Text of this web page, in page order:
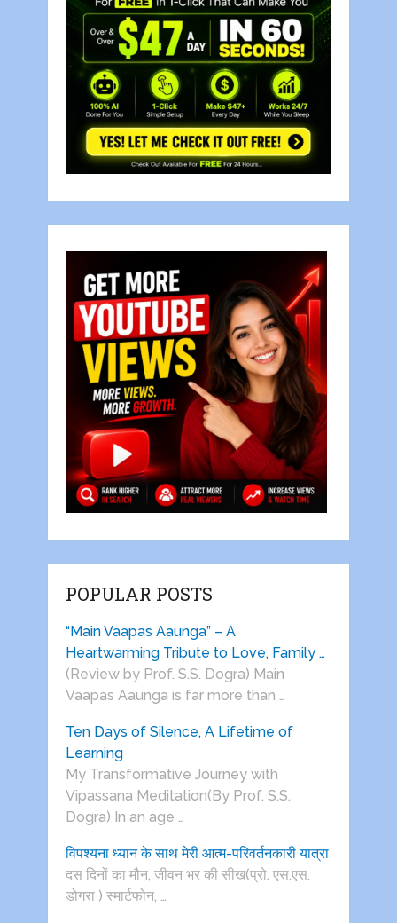
POPULAR POSTS
“Main Vaapas Aaunga” – A
Heartwarming Tribute to Love, Family …
(Review by Prof. S.S. Dogra) Main
Vaapas Aaunga is far more than …
Ten Days of Silence, A Lifetime of
Learning
My Transformative Journey with
Vipassana Meditation(By Prof. S.S.
Dogra) In an age …
विपश्यना ध्यान के साथ मेरी आत्म-परिवर्तनकारी यात्रा
दस दिनों का मौन, जीवन भर की सीख(प्रो. एस.एस.
डोगरा ) स्मार्टफोन, …